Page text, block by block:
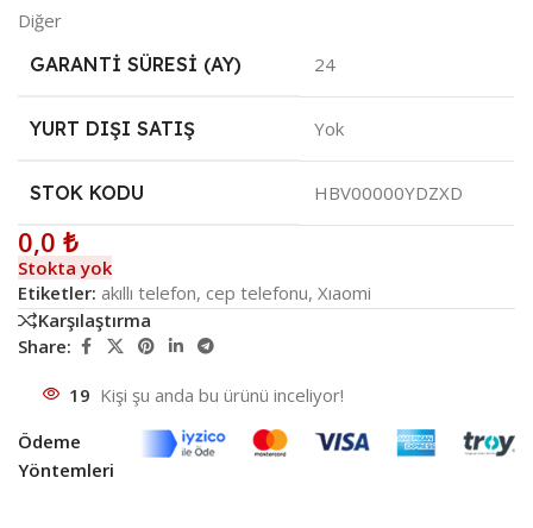
Diğer
GARANTI SÜRESI (AY)
24
YURT DIŞI SATIŞ Yok
STOK KODU HBV00000YDZXD
0,0 ₺
Stokta yok
Etiketler: akıllı telefon, cep telefonu, Xıaomi
Karşılaştırma
Share:
19 Kişi şu anda bu ürünü inceliyor!
Ödeme
Yöntemleri